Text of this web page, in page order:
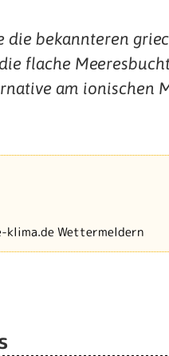
bekannteren
flache
am ionischen
klima.de Wettermeldern